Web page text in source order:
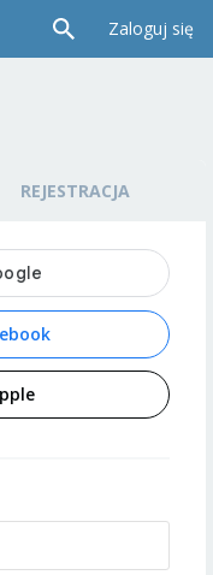
Zaloguj się
REJESTRACJA